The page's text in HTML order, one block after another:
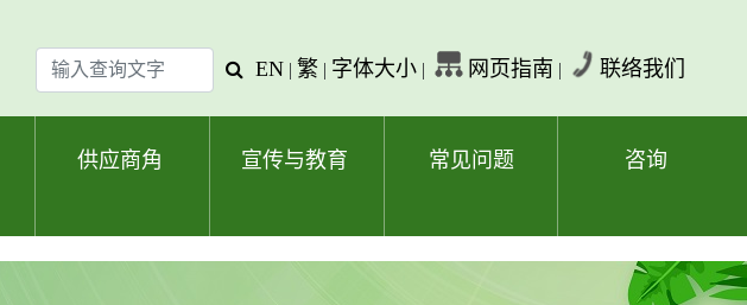
输
入
查
查
字
EN | 繁 | 字体大小 | 网页指南 | 联络我们
供应商角 宣传与教育 常见问题 咨询